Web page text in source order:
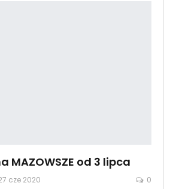
MAZOWSZE od 3 lipca
cze 2020 0